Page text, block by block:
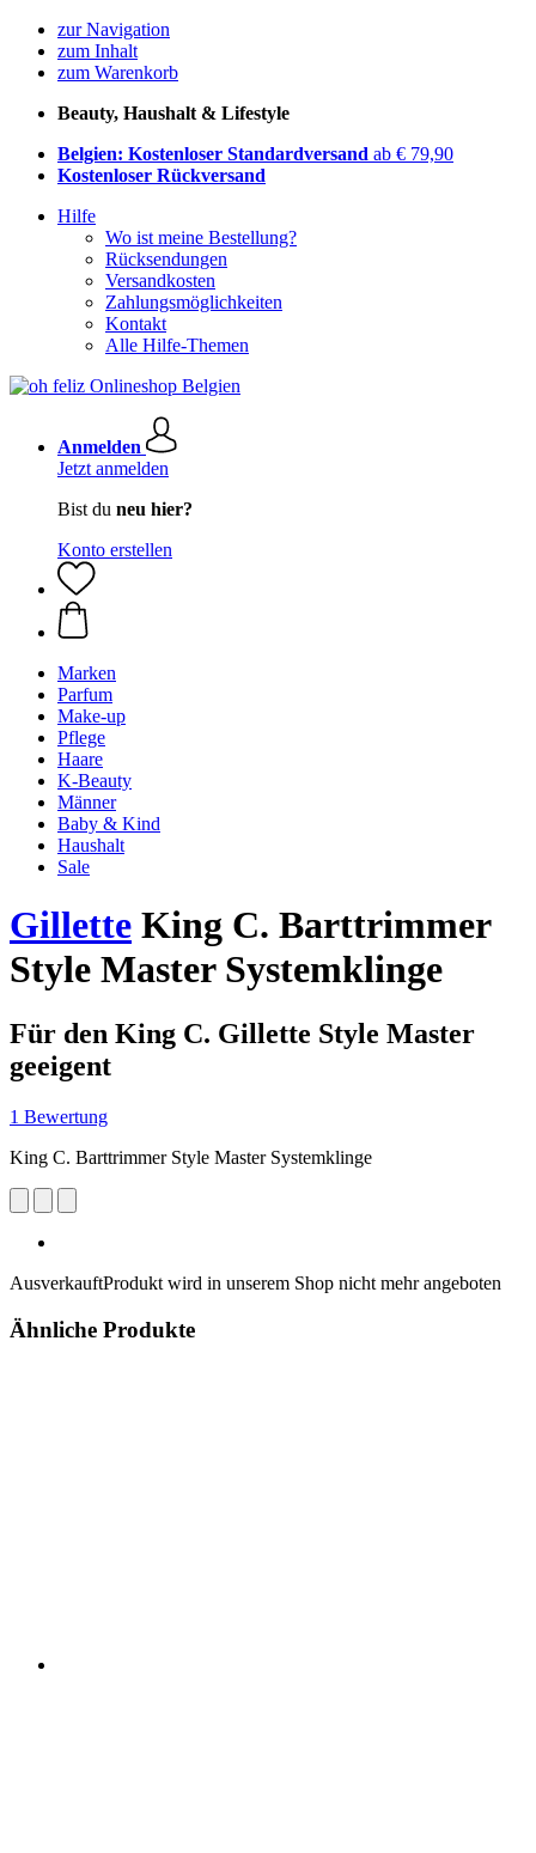
zur Navigation
zum Inhalt
zum Warenkorb
Beauty, Haushalt & Lifestyle
Belgien: Kostenloser Standardversand ab € 79,90
Kostenloser Rückversand
Hilfe
Wo ist meine Bestellung?
Rücksendungen
Versandkosten
Zahlungsmöglichkeiten
Kontakt
Alle Hilfe-Themen
Anmelden
Jetzt anmelden
Bist du neu hier?
Konto erstellen
Marken
Parfum
Make-up
Pflege
Haare
K-Beauty
Männer
Baby & Kind
Haushalt
Sale
Gillette King C. Barttrimmer
Style Master Systemklinge
Für den King C. Gillette Style Master
geeigent
1 Bewertung
King C. Barttrimmer Style Master Systemklinge
AusverkauftProdukt wird in unserem Shop nicht mehr angeboten
Ähnliche Produkte